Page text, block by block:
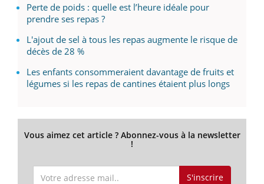
Perte de poids : quelle est l’heure idéale pour
prendre ses repas ?
L'ajout de sel à tous les repas augmente le risque de
décès de 28 %
Les enfants consommeraient davantage de fruits et
légumes si les repas de cantines étaient plus longs
Vous aimez cet article ? Abonnez-vous à la newsletter
!
S'inscrire